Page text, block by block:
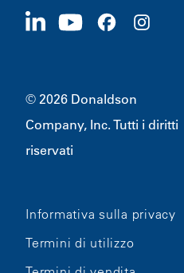
Sostenibilità
1400 W 94th Street
© 2026 Donaldson
Company, Inc. Tutti i diritti
riservati
Informativa sulla privacy
Termini di utilizzo